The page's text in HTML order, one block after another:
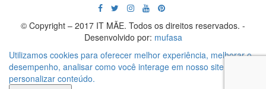
© Copyright – 2017 IT MÃE. Todos os direitos reservados. -
Desenvolvido por: mufasa
Utilizamos cookies para oferecer melhor experiência, melhorar o
desempenho, analisar como você interage em nosso site e
personalizar conteúdo.